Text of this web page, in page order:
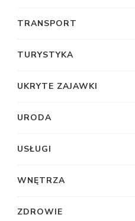
TRANSPORT
TURYSTYKA
UKRYTE ZAJAWKI
URODA
USŁUGI
WNĘTRZA
ZDROWIE